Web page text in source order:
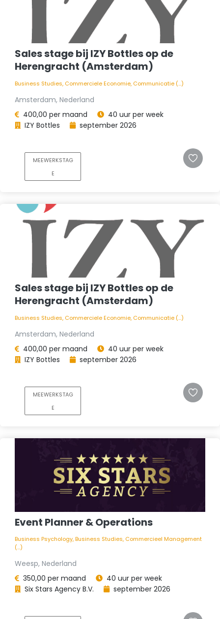
Sales stage bij IZY Bottles op de
Herengracht (Amsterdam)
Business Studies, Commerciele Economie, Communicatie (...)
Amsterdam, Nederland
400,00 per maand
40 uur per week
IZY Bottles
september 2026
MEEWERKSTAG
E
Sales stage bij IZY Bottles op de
Herengracht (Amsterdam)
Business Studies, Commerciele Economie, Communicatie (...)
Amsterdam, Nederland
400,00 per maand
40 uur per week
IZY Bottles
september 2026
MEEWERKSTAG
E
Event Planner & Operations
Business Psychology, Business Studies, Commercieel Management
(...)
Weesp, Nederland
350,00 per maand
40 uur per week
Six Stars Agency B.V.
september 2026